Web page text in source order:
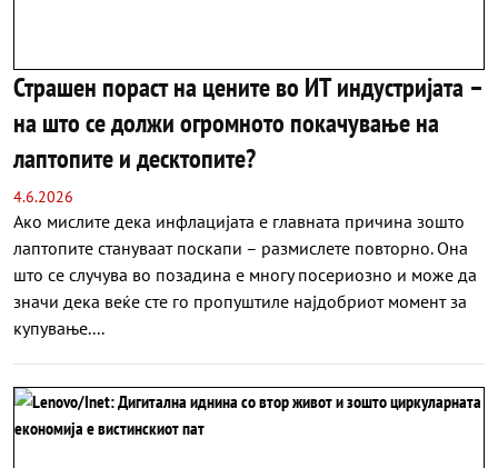
Страшен пораст на цените во ИТ индустријата –
на што се должи огромното покачување на
лаптопите и десктопите?
4.6.2026
Ако мислите дека инфлацијата е главната причина зошто
лаптопите стануваат поскапи – размислете повторно. Она
што се случува во позадина е многу посериозно и може да
значи дека веќе сте го пропуштиле најдобриот момент за
купување....